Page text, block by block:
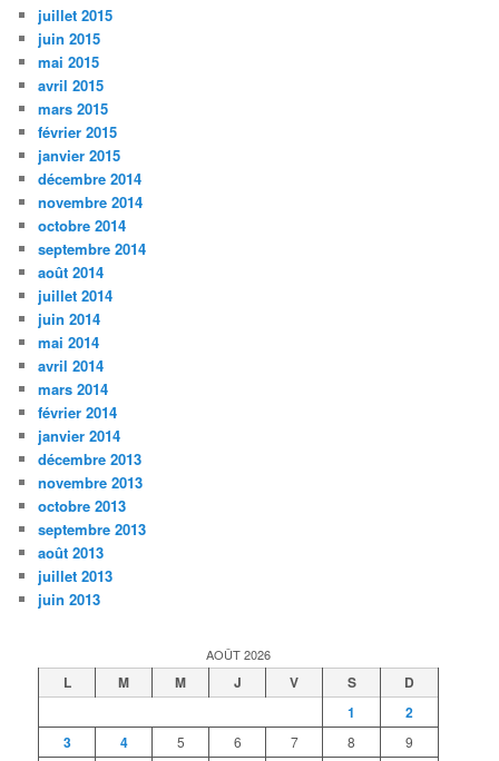
juillet 2015
juin 2015
mai 2015
avril 2015
mars 2015
février 2015
janvier 2015
décembre 2014
novembre 2014
octobre 2014
septembre 2014
août 2014
juillet 2014
juin 2014
mai 2014
avril 2014
mars 2014
février 2014
janvier 2014
décembre 2013
novembre 2013
octobre 2013
septembre 2013
août 2013
juillet 2013
juin 2013
AOÛT 2026
L M M J V S
D
1
2
3
4 5 6 7 8 9